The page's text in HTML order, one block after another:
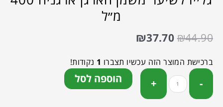
מ״ל
₪44.90
₪37.70
ברכישת המוצר הזה עכשיו תצברו 1 נקודות!
הוספה לסל